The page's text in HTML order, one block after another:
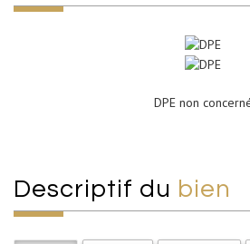
DPE non
descriptif du bien